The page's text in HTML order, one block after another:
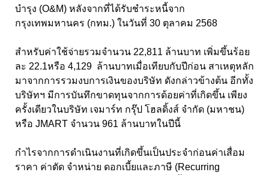
บำรุง (O&M) หลังจากที่ได้รับชำระหนี้จาก
กรุงเทพมหานคร (กทม.) ในวันที่ 30 ตุลาคม 2568
สำหรับค่าใช้จ่ายรวมจำนวน 22,811 ล้านบาท เพิ่มขึ้นร้อย
ละ 22.1หรือ 4,129 ล้านบาทเมื่อเทียบกับปีก่อน สาเหตุหลัก
มาจากการรวมงบการเงินของบริษัท ดังกล่าวข้างต้น อีกทั้ง
บริษัทฯ มีการบันทึกขาดทุนจากการด้อยค่าที่เกิดขึ้น เพียง
ครั้งเดียวในบริษัท เจมาร์ท กรุ๊ป โฮลดิ้งส์ จำกัด (มหาชน)
หรือ JMART จำนวน 961 ล้านบาทในปีนี้
กำไรจากการดำเนินงานที่เกิดขึ้นเป็นประจำก่อนค่าเสื่อม
ราคา ค่าตัด จำหน่าย ดอกเบี้ยและภาษี (Recurring